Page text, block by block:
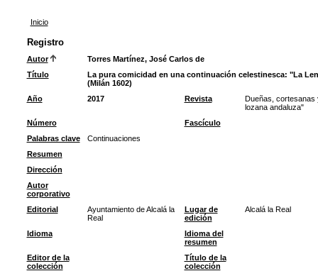
Inicio
Registro
Autor
Torres Martínez, José Carlos de
Título
La pura comicidad en una continuación celestinesca: "La
(Milán 1602)
Año
2017 Revista
Dueñas, cortesanas
lozana andaluza"
Número
Fascículo
Palabras clave
Continuaciones
Resumen
Dirección
Autor
corporativo
Editorial
Ayuntamiento de Alcalá la
Real
Lugar de
edición
Alcalá la Real
Idioma
Idioma del
resumen
Editor de la
colección
Título de la
colección